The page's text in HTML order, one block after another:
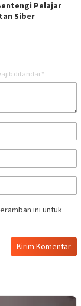
Pelajar
Siber
ditandai *
ini untuk